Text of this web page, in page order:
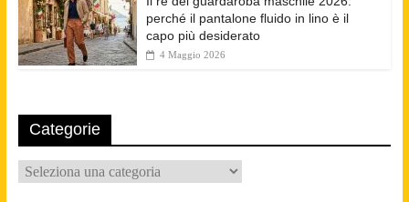
perché il pantalone fluido in lino è il
capo più desiderato
4 Maggio 2026
Categorie
Categorie